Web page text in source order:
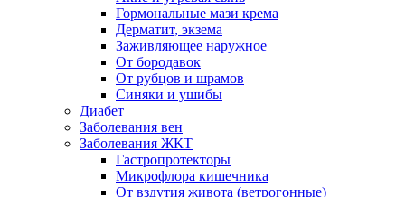
Гормональные мази крема
Дерматит, экзема
Заживляющее наружное
От бородавок
От рубцов и шрамов
Синяки и ушибы
Диабет
Заболевания вен
Заболевания ЖКТ
Гастропротекторы
Микрофлора кишечника
От вздутия живота (ветрогонные)